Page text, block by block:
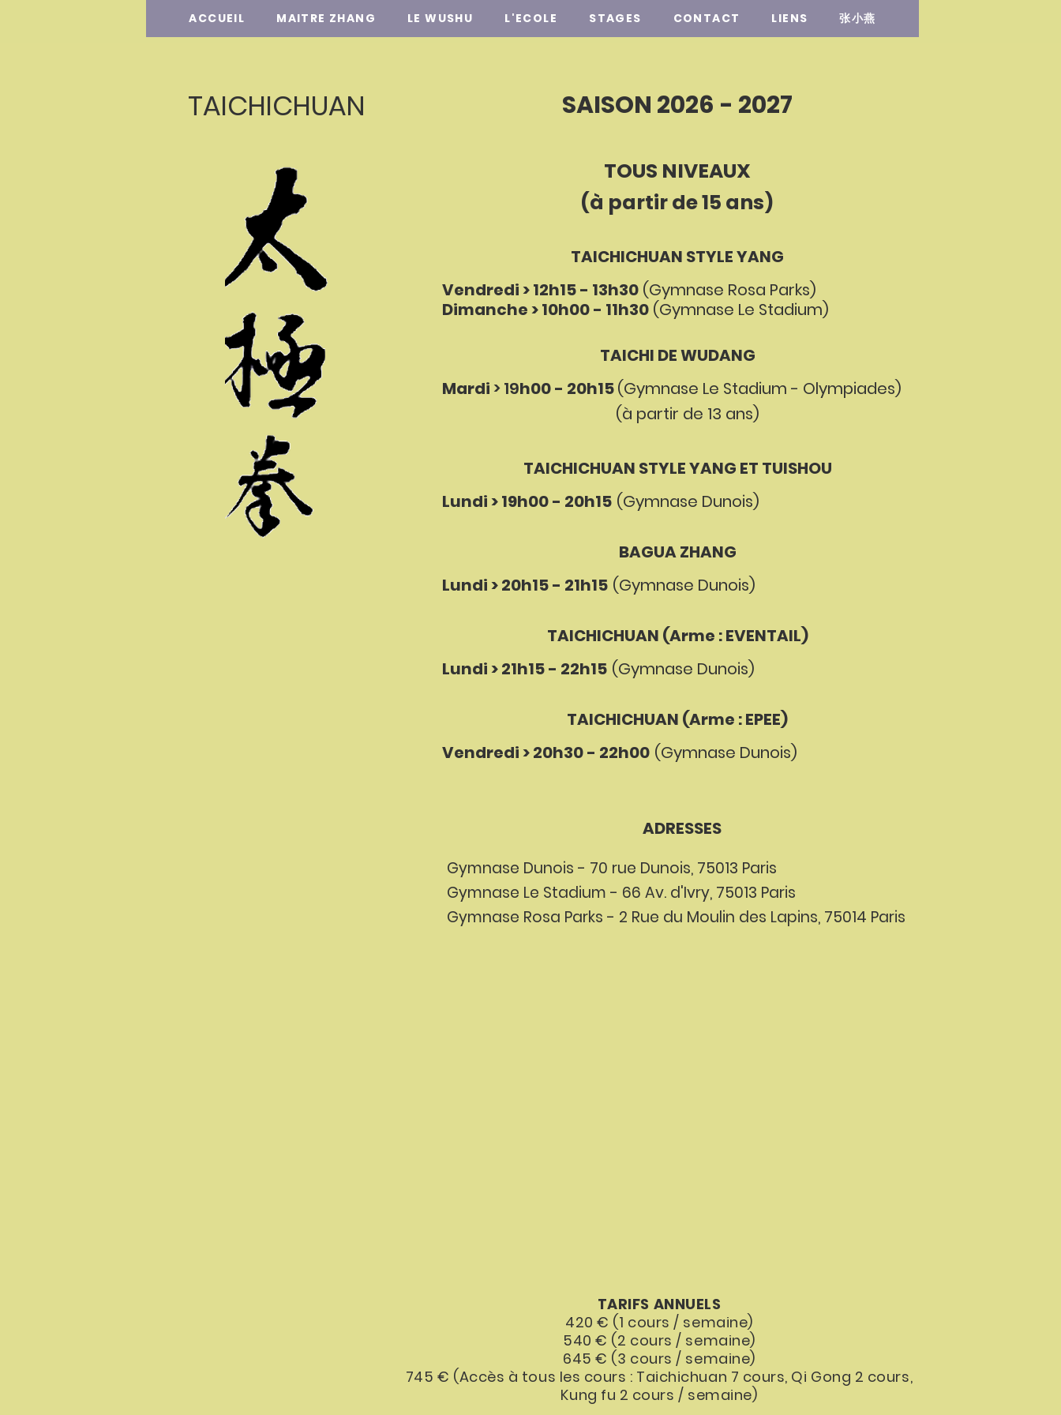
ACCUEIL MAITRE ZHANG LE WUSHU L'ECOLE STAGES CONTACT LIENS 张小燕
SAISON 2026 - 2027
TOUS NIVEAUX
(à partir de 15 ans)
TAICHICHUAN STYLE YANG
Vendredi > 12h15 - 13h30 (Gymnase Rosa Parks)
Dimanche > 10h00 - 11h30 (Gymnase Le Stadium)
TAICHI DE WUDANG
Mardi > 19h00 - 20h15(Gymnase Le Stadium - Olympiades)
(à partir de 13 ans)
TAICHICHUAN STYLE YANG ET TUISHOU
Lundi > 19h00 - 20h15 (Gymnase Dunois)
BAGUA ZHANG
Lundi > 20h15 - 21h15 (Gymnase Dunois)
TAICHICHUAN (Arme : EVENTAIL)
Lundi > 21h15 - 22h15 (Gymnase Dunois)
TAICHICHUAN (Arme : EPEE)
Vendredi > 20h30 - 22h00 (Gymnase Dunois)
ADRESSES
Gymnase Dunois - 70 rue Dunois, 75013 Paris
Gymnase Le Stadium - 66 Av. d'Ivry, 75013 Paris
Gymnase Rosa Parks - 2 Rue du Moulin des Lapins, 75014 Paris​
TARIFS ANNUELS
420 € (1 cours / semaine)
540 € (2 cours / semaine)
645 € (3 cours / semaine)
745 € (Accès à tous les cours : Taichichuan 7 cours, Qi Gong 2 cours,
Kung fu 2 cours / semaine)
TAICHICHUAN